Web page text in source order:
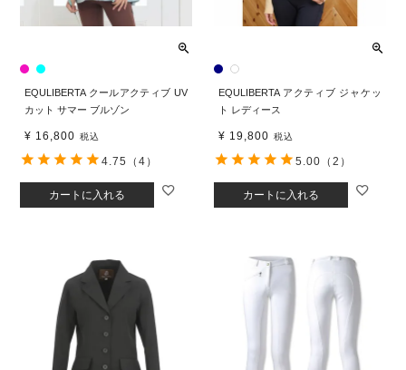
EQULIBERTA クールアクティブ UV
カット サマー ブルゾン
¥ 16,800 税込
カートに入れる
4.75 （4）
EQULIBERTA アクティブ ジャケッ
ト レディース
¥ 19,800 税込
カートに入れる
5.00 （2）